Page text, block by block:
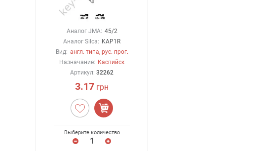
Аналог JMA: 45/2
Аналог Silca: KAP1R
Вид: англ. типа, рус. прог.
Назначание: Каспийск
Артикул: 32262
3.17 грн
Выберите количество